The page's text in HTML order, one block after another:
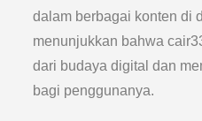
dalam berbagai konten di
menunjukkan bahwa
dari budaya digital dan
bagi penggunanya.